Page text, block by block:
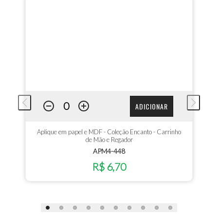
ADICIONAR
Aplique em papel e MDF - Coleção Encanto - Carrinho
de Mão e Regador
APM4-448
R$ 6,70